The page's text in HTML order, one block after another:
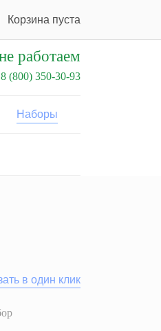
Корзина пуста
работаем
8 (800) 350-30-93
Наборы
в один клик